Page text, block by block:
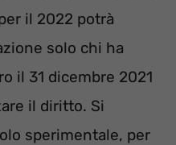
il 2022 potrà
solo chi ha
il 31 dicembre 2021
il diritto. Si
sperimentale, per